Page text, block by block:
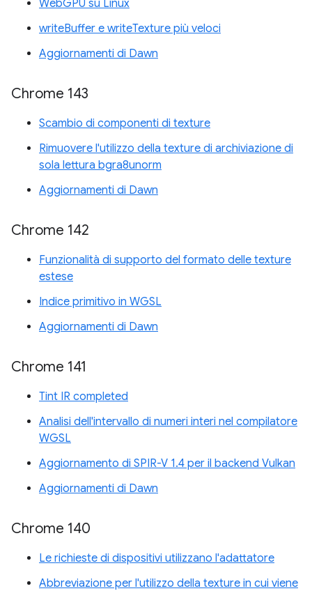
WebGPU su Linux
writeBuffer e writeTexture più veloci
Aggiornamenti di Dawn
Chrome 143
Scambio di componenti di texture
Rimuovere l'utilizzo della texture di archiviazione di
sola lettura bgra8unorm
Aggiornamenti di Dawn
Chrome 142
Funzionalità di supporto del formato delle texture
estese
Indice primitivo in WGSL
Aggiornamenti di Dawn
Chrome 141
Tint IR completed
Analisi dell'intervallo di numeri interi nel compilatore
WGSL
Aggiornamento di SPIR-V 1.4 per il backend Vulkan
Aggiornamenti di Dawn
Chrome 140
Le richieste di dispositivi utilizzano l'adattatore
Abbreviazione per l'utilizzo della texture in cui viene